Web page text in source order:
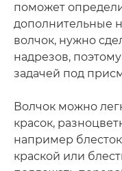
поможет
дополнительные
волчок, нужно
надрезов,
задачей под
Волчок можно
красок,
например
краской или